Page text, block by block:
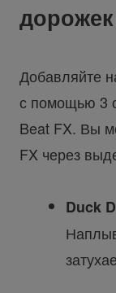
дорожек
Добавляйте
с помощью 3
Beat FX. Вы
FX через
Duck